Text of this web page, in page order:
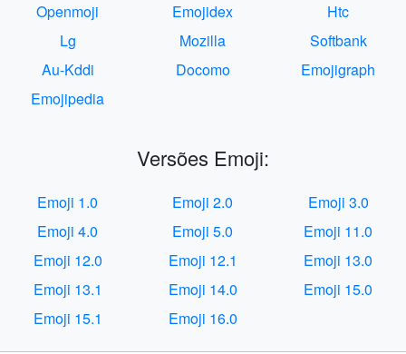
Openmoji
Emojidex
Htc
Lg
Mozilla
Softbank
Au-Kddi
Docomo
Emojigraph
Emojipedia
Versões Emoji:
Emoji 1.0 Emoji 2.0
Emoji 3.0
Emoji 4.0
Emoji 5.0
Emoji 11.0
Emoji 12.0
Emoji 12.1
Emoji 13.0
Emoji 13.1
Emoji 14.0
Emoji 15.0
Emoji 15.1
Emoji 16.0